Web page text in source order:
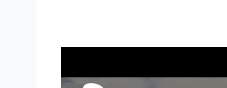
Acción